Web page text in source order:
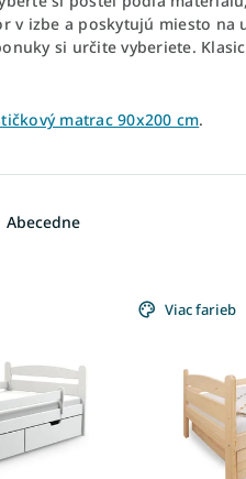
v izbe a poskytujú miesto na
si určite vyberiete.
matrac 90x200 cm.
Abecedne
Viac farieb